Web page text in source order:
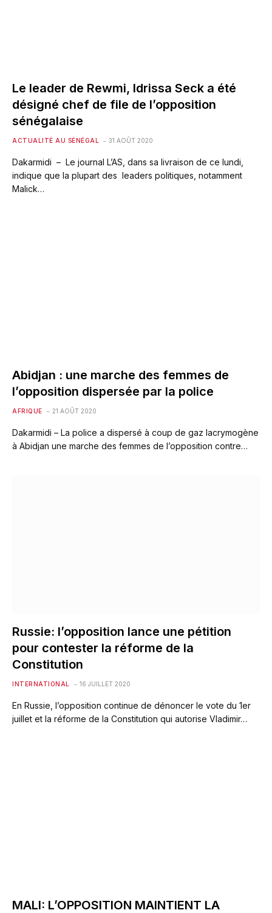
Le leader de Rewmi, Idrissa Seck a été
désigné chef de file de l’opposition
sénégalaise
ACTUALITÉ AU SÉNÉGAL 31 AOÛT 2020
Dakarmidi – Le journal L’AS, dans sa livraison de ce lundi,
indique que la plupart des leaders politiques, notamment
Malick…
Abidjan : une marche des femmes de
l’opposition dispersée par la police
AFRIQUE 21 AOÛT 2020
Dakarmidi – La police a dispersé à coup de gaz lacrymogène
à Abidjan une marche des femmes de l’opposition contre…
Russie: l’opposition lance une pétition
pour contester la réforme de la
Constitution
INTERNATIONAL 16 JUILLET 2020
En Russie, l’opposition continue de dénoncer le vote du 1er
juillet et la réforme de la Constitution qui autorise Vladimir…
MALI: L’OPPOSITION MAINTIENT LA